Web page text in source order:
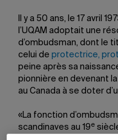
Il y a 50 ans, le 17 avril
l’UQAM adoptait une
d’ombudsman, dont le
celui de protectrice,
peine après sa
pionnière en devenant
au Canada à se doter
«La fonction
scandinaves au 19 e